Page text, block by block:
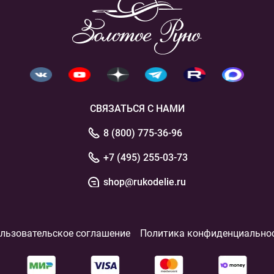
СВЯЗАТЬСЯ С НАМИ
8 (800) 775-36-96
+7 (495) 255-03-73
shop@rukodelie.ru
соглашение Политика